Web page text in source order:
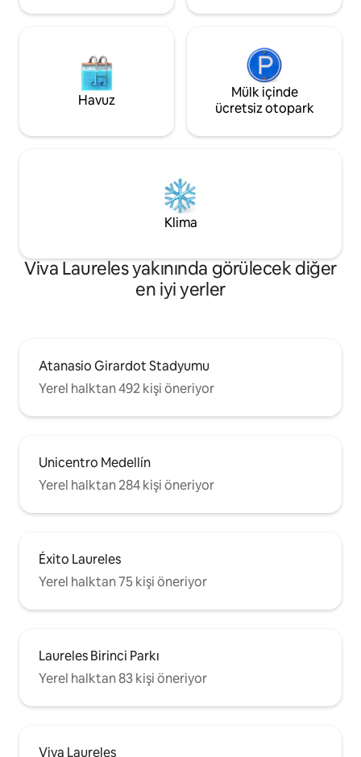
Havuz
Mülk içinde
ücretsiz otopark
Klima
Viva Laureles yakınında görülecek diğer
en iyi yerler
Atanasio Girardot Stadyumu
Yerel halktan 492 kişi öneriyor
Unicentro Medellín
Yerel halktan 284 kişi öneriyor
Éxito Laureles
Yerel halktan 75 kişi öneriyor
Laureles Birinci Parkı
Yerel halktan 83 kişi öneriyor
Viva Laureles